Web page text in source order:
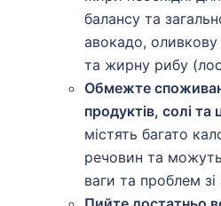
балансу та
авокадо, оливкову
та жирну рибу
Обмежте
продуктів, солі та
містять багато
речовин та
ваги та проблем